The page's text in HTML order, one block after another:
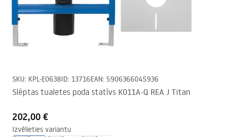
SKU: KPL-E0638ID: 13716EAN: 5906366045936
Slēptas tualetes poda statīvs K011A-Q REA J Titan
202,00 €
Izvēlieties variantu